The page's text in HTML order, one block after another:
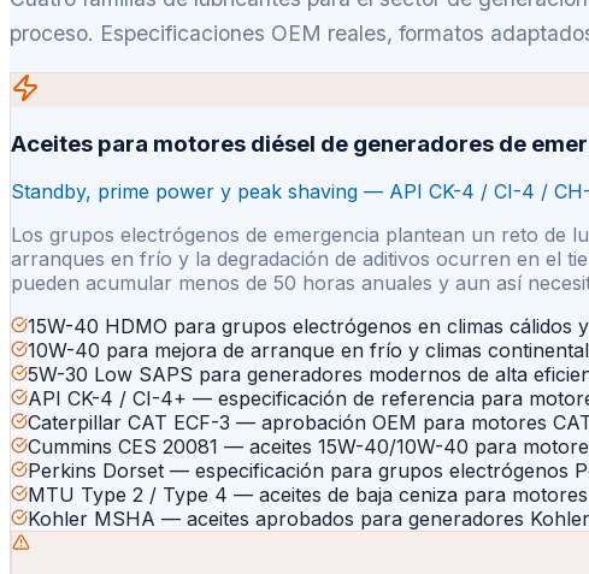
proceso. Especificaciones OEM reales, formatos
Aceites para motores diésel de generadores de
Standby, prime power y peak shaving — API CK-4 / CI-4 /
Los grupos electrógenos de emergencia plantean un reto de
arranques en frío y la degradación de aditivos ocurren en el
pueden acumular menos de 50 horas anuales y aun así
15W-40 HDMO para grupos electrógenos en climas cálidos
10W-40 para mejora de arranque en frío y climas
5W-30 Low SAPS para generadores modernos de alta
API CK-4 / CI-4+ — especificación de referencia para
Caterpillar CAT ECF-3 — aprobación OEM para motores
Cummins CES 20081 — aceites 15W-40/10W-40 para
Perkins Dorset — especificación para grupos electrógenos
MTU Type 2 / Type 4 — aceites de baja ceniza para
Kohler MSHA — aceites aprobados para generadores